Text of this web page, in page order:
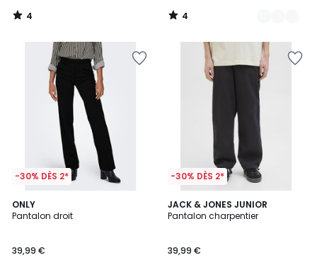
4
/
4
/
-30% DÈS 2*
ONLY
Pantalon droit
39,99 €
4
/
-30% DÈS 2*
JACK & JONES JUNIOR
Pantalon charpentier
39,99 €
2
Couleurs